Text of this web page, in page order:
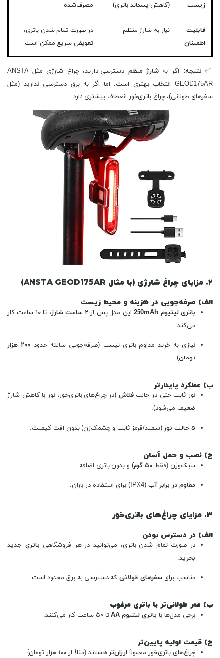
زیست
(کاهش پسماند باتری)
مصرف‌شده
قابلیت
اطمینان
نیاز به شارژ منظم
در صورت تمام شدن باتری،
تعویض سریع ممکن است
✅ نتیجه: اگر به شارژ منظم
دسترسی دارید، چراغ شارژی مثل ANSTA
GEOD175AR انتخاب بهتری است. اما اگر به برق دسترسی ندارید (مثل
سفرهای طولانی)، چراغ باتری‌خور انعطاف بیشتری دارد.
۲. مزایای چراغ شارژی (با مثال ANSTA GEOD175AR)
الف) صرفه‌جویی در هزینه و محیط زیست
باتری لیتیوم 250mAh این مدل پس از ۲ ساعت شارژ
، تا ۱۰ ساعت کار
می‌کند.
نیازی به خرید مداوم باتری نیست (صرفه‌جویی سالانه حدود
۲۰۰ هزار
تومان).
ب) عملکرد پایدارتر
نور ثابت حتی در حالت فلاش (در چراغ‌های باتری‌خور، نور با کاهش شارژ
ضعیف می‌شود).
۵ حالت نور (سفید/قرمز ثابت و چشمک‌زن) بدون افت کیفیت.
ج) نصب و حمل آسان
سبک‌وزن (فقط ۵۰ گرم ) و بدون باتری اضافه.
مقاوم در برابر آب (IPX4) برای استفاده در باران.
۳. مزایای چراغ‌های باتری‌خور
الف) در دسترس بودن
در صورت تمام شدن باتری، می‌توانید در هر فروشگاهی باتری جدید
بخرید.
مناسب برای سفرهای طولانی که دسترسی به برق محدود است.
ب) عمر طولانی‌تر با باتری مرغوب
برخی مدل‌ها با باتری لیتیوم AA تا ۵۰ ساعت کار می‌کنند.
ج) قیمت اولیه پایین‌تر
چراغ‌های باتری‌خور معمولاً ارزان‌تر هستند (مثلاً از ۱۰۰ هزار تومان).